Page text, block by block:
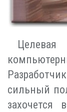
сильный
захочется